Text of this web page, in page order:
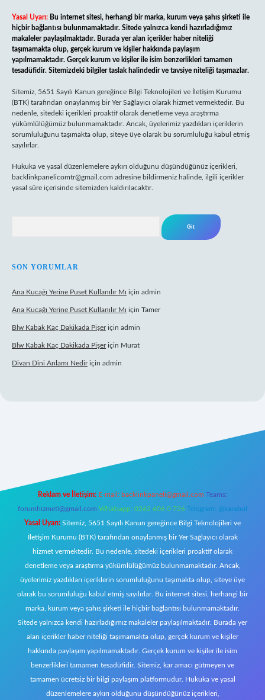
Yasal Uyarı: Bu internet sitesi, herhangi bir marka, kurum veya şahıs şirketi ile
hiçbir bağlantısı bulunmamaktadır. Sitede yalnızca kendi hazırladığımız
makaleler paylaşılmaktadır. Burada yer alan içerikler haber niteliği
taşımamakta olup, gerçek kurum ve kişiler hakkında paylaşım
yapılmamaktadır. Gerçek kurum ve kişiler ile isim benzerlikleri tamamen
tesadüfidir. Sitemizdeki bilgiler taslak halindedir ve tavsiye niteliği taşımazlar.
Sitemiz, 5651 Sayılı Kanun gereğince Bilgi Teknolojileri ve İletişim Kurumu
(BTK) tarafından onaylanmış bir Yer Sağlayıcı olarak hizmet vermektedir. Bu
nedenle, sitedeki içerikleri proaktif olarak denetleme veya araştırma
yükümlülüğümüz bulunmamaktadır. Ancak, üyelerimiz yazdıkları içeriklerin
sorumluluğunu taşımakta olup, siteye üye olarak bu sorumluluğu kabul etmiş
sayılırlar.
Hukuka ve yasal düzenlemelere aykırı olduğunu düşündüğünüz içerikleri,
backlinkpanelicomtr@gmail.com adresine bildirmeniz halinde, ilgili içerikler
yasal süre içerisinde sitemizden kaldırılacaktır.
SON YORUMLAR
Ana Kucağı Yerine Puset Kullanılır Mı için admin
Ana Kucağı Yerine Puset Kullanılır Mı için Tamer
Blw Kabak Kaç Dakikada Pişeriçin admin
Blw Kabak Kaç Dakikada Pişeriçin Murat
Divan Dini Anlamı Nediriçin admin
Reklam ve İletişim: E-mail: backlinkpaneli@gmail.com Teams:
forumhizmeti@gmail.com Whatsapp: 0262 606 0 726 Telegram: @karabul
Yasal Uyarı: Sitemiz, 5651 Sayılı Kanun gereğince Bilgi Teknolojileri ve
İletişim Kurumu (BTK) tarafından onaylanmış bir Yer Sağlayıcı olarak
hizmet vermektedir. Bu nedenle, sitedeki içerikleri proaktif olarak
denetleme veya araştırma yükümlülüğümüz bulunmamaktadır. Ancak,
üyelerimiz yazdıkları içeriklerin sorumluluğunu taşımakta olup, siteye üye
olarak bu sorumluluğu kabul etmiş sayılırlar. Bu internet sitesi, herhangi bir
marka, kurum veya şahıs şirketi ile hiçbir bağlantısı bulunmamaktadır.
Sitede yalnızca kendi hazırladığımız makaleler paylaşılmaktadır. Burada yer
alan içerikler haber niteliği taşımamakta olup, gerçek kurum ve kişiler
hakkında paylaşım yapılmamaktadır. Gerçek kurum ve kişiler ile isim
benzerlikleri tamamen tesadüfidir. Sitemiz, kar amacı gütmeyen ve
tamamen ücretsiz bir bilgi paylaşım platformudur. Hukuka ve yasal
düzenlemelere aykırı olduğunu düşündüğünüz içerikleri,